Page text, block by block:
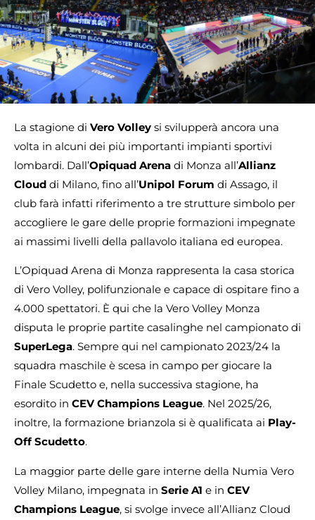
La stagione di Vero Volley si svilupperà ancora una
volta in alcuni dei più importanti impianti sportivi
lombardi. Dall’Opiquad Arena di Monza all’Allianz
Cloud di Milano, fino all’Unipol Forum di Assago, il
club farà infatti riferimento a tre strutture simbolo per
accogliere le gare delle proprie formazioni impegnate
ai massimi livelli della pallavolo italiana ed europea.
L’Opiquad Arena di Monza rappresenta la casa storica
di Vero Volley, polifunzionale e capace di ospitare fino a
4.000 spettatori. È qui che la Vero Volley Monza
disputa le proprie partite casalinghe nel campionato di
SuperLega. Sempre qui nel campionato 2023/24 la
squadra maschile è scesa in campo per giocare la
Finale Scudetto e, nella successiva stagione, ha
esordito in CEV Champions League. Nel 2025/26,
inoltre, la formazione brianzola si è qualificata ai Play-
Off Scudetto.
La maggior parte delle gare interne della Numia Vero
Volley Milano, impegnata in Serie A1 e in CEV
Champions League, si svolge invece all’Allianz Cloud